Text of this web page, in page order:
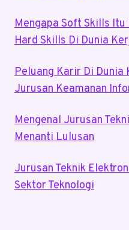
Mengapa Soft Skills
Hard Skills Di Dunia
Peluang Karir Di Dunia
Jurusan Keamanan
Mengenal Jurusan
Menanti Lulusan
Jurusan Teknik
Sektor Teknologi